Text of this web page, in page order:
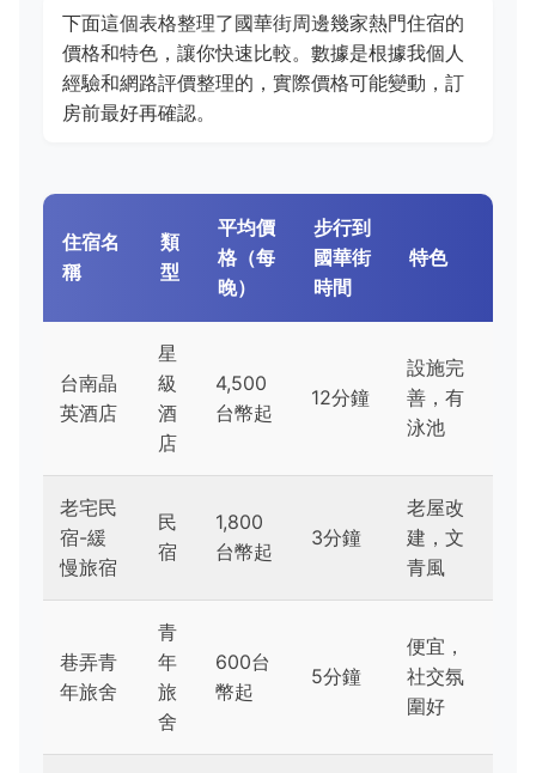
下面這個表格整理了國華街周邊幾家熱門住宿的
價格和特色，讓你快速比較。數據是根據我個人
經驗和網路評價整理的，實際價格可能變動，訂
房前最好再確認。
住宿名
稱
類
型
平均價
格（每
晚）
步行到
國華街
時間
特色
台南晶
英酒店
星
級
酒
店
4,500
台幣起
12分鐘
設施完
善，有
泳池
老宅民
宿-緩
慢旅宿
民
宿
1,800
台幣起
3分鐘
老屋改
建，文
青風
巷弄青
年旅舍
青
年
旅
舍
600台
幣起
5分鐘
便宜，
社交氛
圍好